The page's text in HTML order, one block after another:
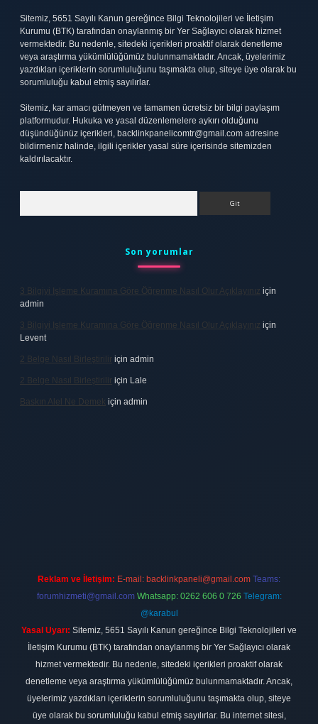
Sitemiz, 5651 Sayılı Kanun gereğince Bilgi Teknolojileri ve İletişim
Kurumu (BTK) tarafından onaylanmış bir Yer Sağlayıcı olarak hizmet
vermektedir. Bu nedenle, sitedeki içerikleri proaktif olarak denetleme
veya araştırma yükümlülüğümüz bulunmamaktadır. Ancak, üyelerimiz
yazdıkları içeriklerin sorumluluğunu taşımakta olup, siteye üye olarak bu
sorumluluğu kabul etmiş sayılırlar.
Sitemiz, kar amacı gütmeyen ve tamamen ücretsiz bir bilgi paylaşım
platformudur. Hukuka ve yasal düzenlemelere aykırı olduğunu
düşündüğünüz içerikleri, backlinkpanelicomtr@gmail.com adresine
bildirmeniz halinde, ilgili içerikler yasal süre içerisinde sitemizden
kaldırılacaktır.
Son yorumlar
3 Bilgiyi Işleme Kuramına Göre Öğrenme Nasıl Olur Açıklayınız için
admin
3 Bilgiyi Işleme Kuramına Göre Öğrenme Nasıl Olur Açıklayınız için
Levent
2 Belge Nasıl Birleştirilir için admin
2 Belge Nasıl Birleştirilir için Lale
Baskın Alel Ne Demek için admin
Reklam ve İletişim: E-mail: backlinkpaneli@gmail.com Teams:
forumhizmeti@gmail.com Whatsapp: 0262 606 0 726 Telegram:
@karabul
Yasal Uyarı: Sitemiz, 5651 Sayılı Kanun gereğince Bilgi Teknolojileri ve
İletişim Kurumu (BTK) tarafından onaylanmış bir Yer Sağlayıcı olarak
hizmet vermektedir. Bu nedenle, sitedeki içerikleri proaktif olarak
denetleme veya araştırma yükümlülüğümüz bulunmamaktadır. Ancak,
üyelerimiz yazdıkları içeriklerin sorumluluğunu taşımakta olup, siteye
üye olarak bu sorumluluğu kabul etmiş sayılırlar. Bu internet sitesi,